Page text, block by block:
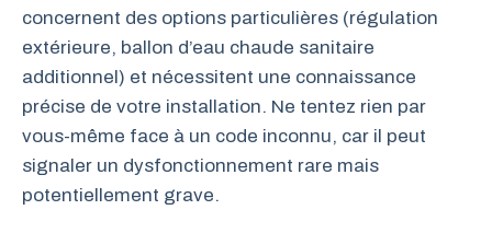
concernent des options particulières (régulation
extérieure, ballon d’eau chaude sanitaire
additionnel) et nécessitent une connaissance
précise de votre installation. Ne tentez rien par
vous-même face à un code inconnu, car il peut
signaler un dysfonctionnement rare mais
potentiellement grave.